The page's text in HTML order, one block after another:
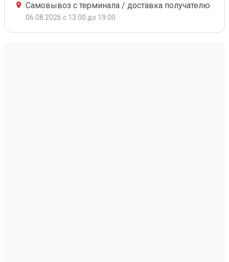
Самовывоз с терминала / доставка получателю
06.08.2026 с 13:00 до 19:00